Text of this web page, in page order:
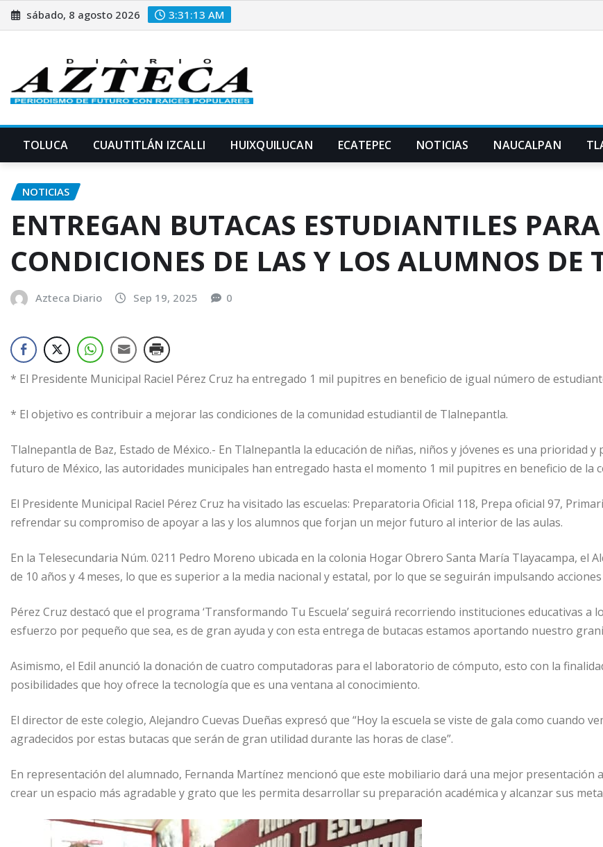
Saltar
al
sábado, 8 agosto 2026 3:31:14 AM
TOLUCA CUAUTITLÁN IZCALLI HUIXQUILUCAN ECATEPEC NOTICIAS NAUCALPAN
NOTICIAS
ENTREGAN BUTACAS ESTUDIANTILES
CONDICIONES DE LAS Y LOS ALUMNOS
Azteca Diario Sep 19, 2025 0
* El Presidente Municipal Raciel Pérez Cruz ha entregado 1 mil pupitres en beneficio de igual número de
* El objetivo es contribuir a mejorar las condiciones de la comunidad estudiantil de Tlalnepantla.
Tlalnepantla de Baz, Estado de México.- En Tlalnepantla la educación de niñas, niños y jóvenes es una prioridad
futuro de México, las autoridades municipales han entregado hasta el momento 1 mil pupitres en beneficio de la
El Presidente Municipal Raciel Pérez Cruz ha visitado las escuelas: Preparatoria Oficial 118, Prepa oficial 97,
refrendar su compromiso de apoyar a las y los alumnos que forjan un mejor futuro al interior de las aulas.
En la Telesecundaria Núm. 0211 Pedro Moreno ubicada en la colonia Hogar Obrero Santa María Tlayacampa, el
de 10 años y 4 meses, lo que es superior a la media nacional y estatal, por lo que se seguirán impulsando
Pérez Cruz destacó que el programa ‘Transformando Tu Escuela’ seguirá recorriendo instituciones educativas a
esfuerzo por pequeño que sea, es de gran ayuda y con esta entrega de butacas estamos aportando nuestro
Asimismo, el Edil anunció la donación de cuatro computadoras para el laboratorio de cómputo, esto con la
posibilidades que hoy ofrece la tecnología que es una ventana al conocimiento.
El director de este colegio, Alejandro Cuevas Dueñas expresó que “Hoy la escuela se viste de gala como cuando
agradecidos por estas butacas que serán de gran utilidad durante las horas de clase”.
En representación del alumnado, Fernanda Martínez mencionó que este mobiliario dará una mejor
crear un espacio más agradable y grato que les permita desarrollar su preparación académica y alcanzar sus